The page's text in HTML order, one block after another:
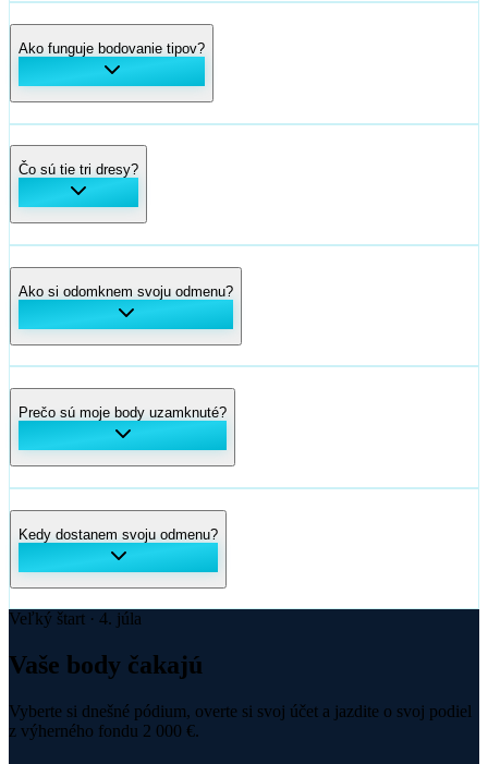
Tom PidcockQ36.5
Richard Carapaz EF Education–EasyPost
Čo potrebujem na účasť?
Ako získam body?
Ako funguje bodovanie tipov?
Čo sú tie tri dresy?
Ako si odomknem svoju odmenu?
Prečo sú moje body uzamknuté?